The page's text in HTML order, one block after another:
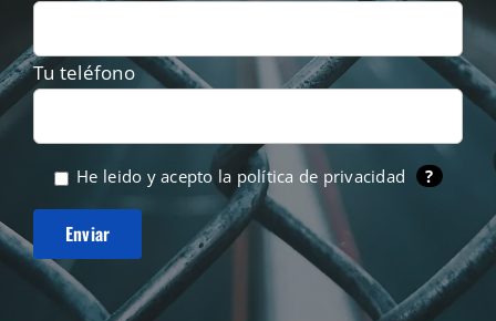
Tu teléfono
He leido y acepto la política de privacidad ?